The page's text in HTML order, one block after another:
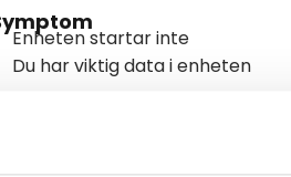
Enheten startar inte
Du har viktig data i enheten